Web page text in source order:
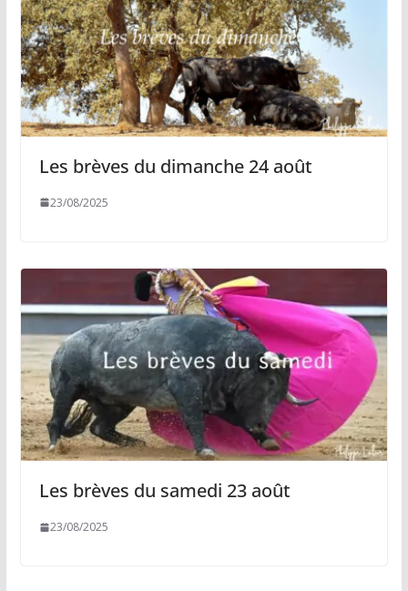
Les brèves du dimanche 24 août
23/08/2025
Les brèves du samedi 23 août
23/08/2025